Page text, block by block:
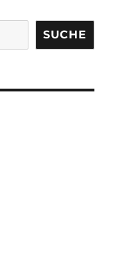
SUCHE